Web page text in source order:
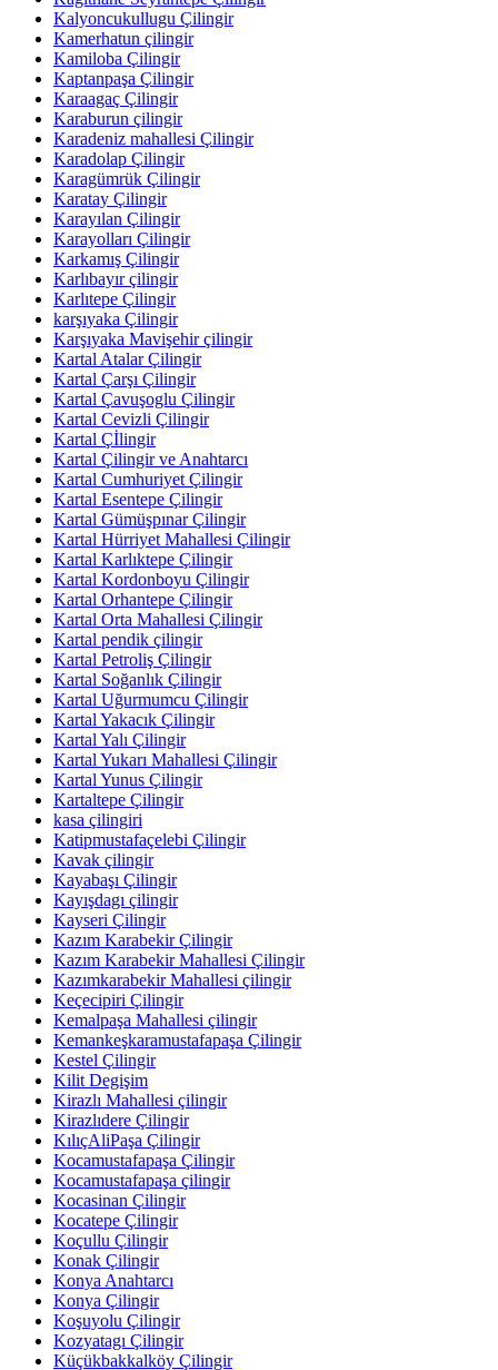
Kalyoncukullugu Çilingir
Kamerhatun çilingir
Kamiloba Çilingir
Kaptanpaşa Çilingir
Karaagaç Çilingir
Karaburun çilingir
Karadeniz mahallesi Çilingir
Karadolap Çilingir
Karagümrük Çilingir
Karatay Çilingir
Karayılan Çilingir
Karayolları Çilingir
Karkamış Çilingir
Karlıbayır çilingir
Karlıtepe Çilingir
karşıyaka Çilingir
Karşıyaka Mavişehir çilingir
Kartal Atalar Çilingir
Kartal Çarşı Çilingir
Kartal Çavuşoglu Çilingir
Kartal Cevizli Çilingir
Kartal Çİlingir
Kartal Çilingir ve Anahtarcı
Kartal Cumhuriyet Çilingir
Kartal Esentepe Çilingir
Kartal Gümüşpınar Çilingir
Kartal Hürriyet Mahallesi Çilingir
Kartal Karlıktepe Çilingir
Kartal Kordonboyu Çilingir
Kartal Orhantepe Çilingir
Kartal Orta Mahallesi Çilingir
Kartal pendik çilingir
Kartal Petroliş Çilingir
Kartal Soğanlık Çilingir
Kartal Uğurmumcu Çilingir
Kartal Yakacık Çilingir
Kartal Yalı Çilingir
Kartal Yukarı Mahallesi Çilingir
Kartal Yunus Çilingir
Kartaltepe Çilingir
kasa çilingiri
Katipmustafaçelebi Çilingir
Kavak çilingir
Kayabaşı Çilingir
Kayışdagı çilingir
Kayseri Çilingir
Kazım Karabekir Çilingir
Kazım Karabekir Mahallesi Çilingir
Kazımkarabekir Mahallesi çilingir
Keçecipiri Çilingir
Kemalpaşa Mahallesi çilingir
Kemankeşkaramustafapaşa Çilingir
Kestel Çilingir
Kilit Degişim
Kirazlı Mahallesi çilingir
Kirazlıdere Çilingir
KılıçAliPaşa Çilingir
Kocamustafapaşa Çilingir
Kocamustafapaşa çilingir
Kocasinan Çilingir
Kocatepe Çilingir
Koçullu Çilingir
Konak Çilingir
Konya Anahtarcı
Konya Çilingir
Koşuyolu Çilingir
Kozyatagı Çilingir
Küçükbakkalköy Çilingir